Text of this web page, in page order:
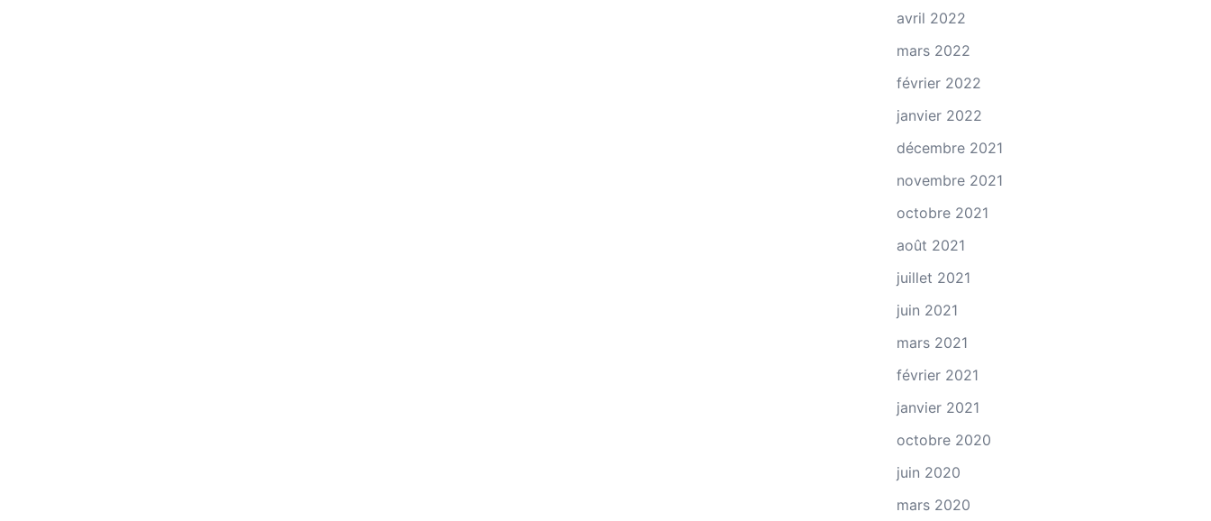
avril 2022
mars 2022
février 2022
janvier 2022
décembre 2021
novembre 2021
octobre 2021
août 2021
juillet 2021
juin 2021
mars 2021
février 2021
janvier 2021
octobre 2020
juin 2020
mars 2020